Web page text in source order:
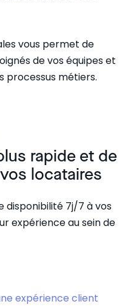
vous permet de
de vos équipes et
processus métiers.
rapide et de
locataires
disponibilité 7j/7 à vos
expérience au sein de
expérience client